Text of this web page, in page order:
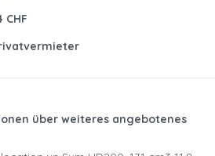
CHF
über weiteres angebotenes